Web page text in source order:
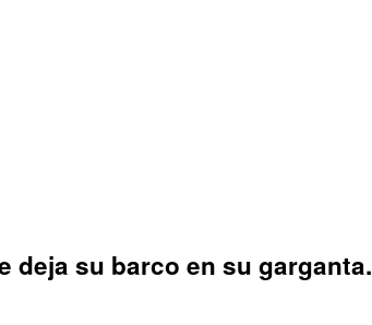
deja su barco en su garganta.